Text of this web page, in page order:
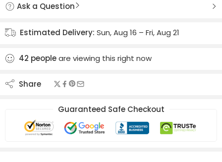
Ask a Question
Estimated Delivery: Sun, Aug 16 – Fri, Aug 21
42 peopleare viewing this right now
Share
Guaranteed Safe Checkout